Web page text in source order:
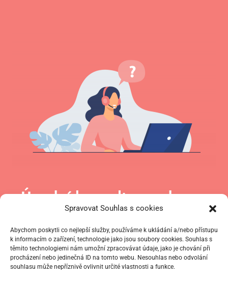
Spravovat Souhlas s cookies
Abychom poskytli co nejlepší služby, používáme k ukládání a/nebo přístupu
k informacím o zařízení, technologie jako jsou soubory cookies. Souhlas s
těmito technologiemi nám umožní zpracovávat údaje, jako je chování při
procházení nebo jedinečná ID na tomto webu. Nesouhlas nebo odvolání
souhlasu může nepříznivě ovlivnit určité vlastnosti a funkce.
Úvodní konzultace zdarma
Nevíte, jaká forma výuky Vám nejvíc sedne?
Společně probereme, jaký jste studijní typ,